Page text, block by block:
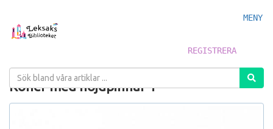
MENY
REGISTRERA
Koner med höjdpinnar 1